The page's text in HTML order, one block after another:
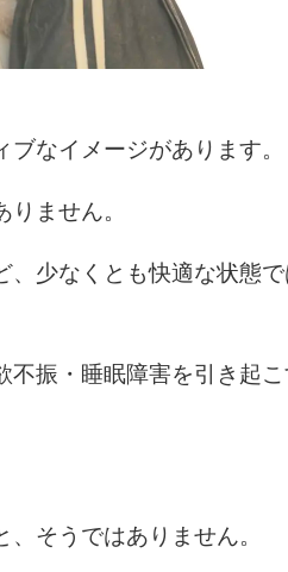
ブなイメージがあります。
ません。
少なくとも快適な状態
振・睡眠障害を引き起こ
そうではありません。